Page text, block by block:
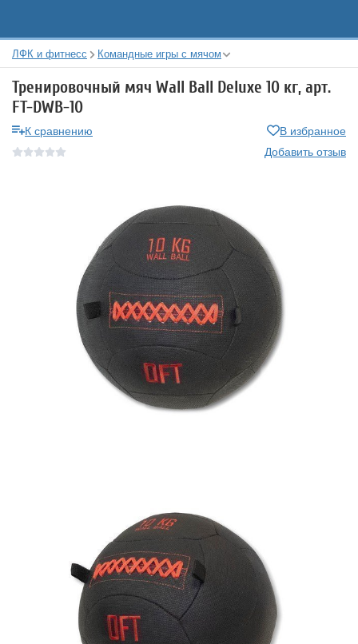
ЛФК и фитнесс Командные игры с мячом
Тренировочный мяч Wall Ball Deluxe 10 кг, арт.
FT-DWB-10
К сравнению
В избранное
Добавить отзыв